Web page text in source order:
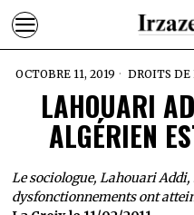
OCTOBRE 11, 2019 DROITS
LAHOUARI
ALGÉRIEN
Le sociologue, Lahouari Addi,
dysfonctionnements ont